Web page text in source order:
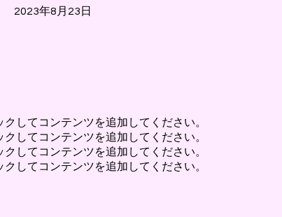
2023年8月23日
クしてコンテンツを追加してください。
クしてコンテンツを追加してください。
クしてコンテンツを追加してください。
クしてコンテンツを追加してください。